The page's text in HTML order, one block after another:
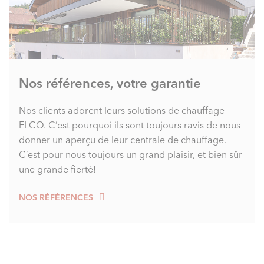
Nos références, votre garantie
Nos clients adorent leurs solutions de chauffage
ELCO. C’est pourquoi ils sont toujours ravis de nous
donner un aperçu de leur centrale de chauffage.
C’est pour nous toujours un grand plaisir, et bien sûr
une grande fierté!
NOS RÉFÉRENCES